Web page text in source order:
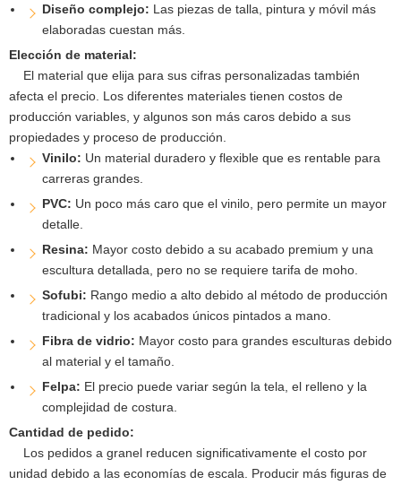
Diseño complejo: Las piezas de talla, pintura y móvil más
elaboradas cuestan más.
Elección de material:
El material que elija para sus cifras personalizadas también
afecta el precio. Los diferentes materiales tienen costos de
producción variables, y algunos son más caros debido a sus
propiedades y proceso de producción.
Vinilo: Un material duradero y flexible que es rentable para
carreras grandes.
PVC: Un poco más caro que el vinilo, pero permite un mayor
detalle.
Resina: Mayor costo debido a su acabado premium y una
escultura detallada, pero no se requiere tarifa de moho.
Sofubi: Rango medio a alto debido al método de producción
tradicional y los acabados únicos pintados a mano.
Fibra de vidrio: Mayor costo para grandes esculturas debido
al material y el tamaño.
Felpa: El precio puede variar según la tela, el relleno y la
complejidad de costura.
Cantidad de pedido:
Los pedidos a granel reducen significativamente el costo por
unidad debido a las economías de escala. Producir más figuras de